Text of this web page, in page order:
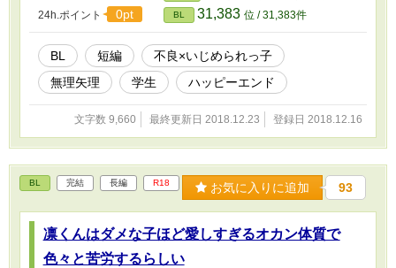
24h.ポイント 0pt BL 31,383 位 / 31,383件
BL 短編
不良×いじめられっ子
無理矢理
学生 ハッピーエンド
文字数 9,660 最終更新日 2018.12.23 登録日 2018.12.16
BL 完結 長編 R18 お気に入りに追加 93
凛くんはダメな子ほど愛しすぎるオカン体質で
色々と苦労するらしい